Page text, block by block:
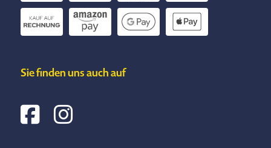
Sie finden uns auch auf